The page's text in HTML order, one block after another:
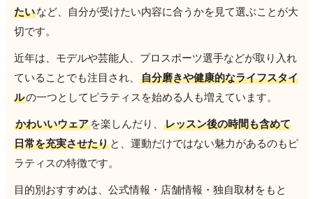
たいなど、自分が受けたい内容に合うかを見て選ぶことが大
切です。
近年は、モデルや芸能人、プロスポーツ選手などが取り入れ
ていることでも注目され、
自分磨きや健康的なライフスタイ
ルの一つとしてピラティスを始める人も増えています。
かわいいウェア を楽しんだり、
レッスン後の時間も含めて
日常を充実させたり と、運動だけではない魅力があるのもピ
ラティスの特徴です。
目的別おすすめは、公式情報・店舗情報・独自取材をもと